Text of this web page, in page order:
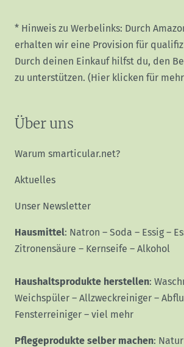
* Hinweis zu Werbelinks: Durch
erhalten wir eine Provision für
Durch deinen Einkauf hilfst du, den
zu unterstützen. (Hier klicken für
Über uns
Warum smarticular.net?
Aktuelles
Unser Newsletter
Hausmittel: Natron – Soda – Essig –
Zitronensäure – Kernseife – Alkohol
Haushaltsprodukte herstellen:
Weichspüler – Allzweckreiniger –
Fensterreiniger – viel mehr
Pflegeprodukte selber machen: